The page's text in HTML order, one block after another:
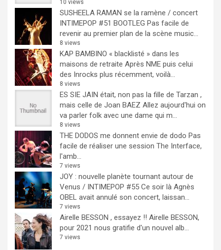
10 views
SUSHEELA RAMAN se la ramène / concert
INTIMEPOP #51 BOOTLEG Pas facile de
revenir au premier plan de la scène music...
8 views
KAP BAMBINO « blacklisté » dans les
maisons de retraite Après NME puis celui
des Inrocks plus récemment, voilà...
8 views
ES SIE JAIN était, non pas la fille de Tarzan ,
mais celle de Joan BAEZ Allez aujourd'hui on
va parler folk avec une dame qui m...
8 views
THE DODOS me donnent envie de dodo Pas
facile de réaliser une session The Interface,
l'amb...
7 views
JOY : nouvelle planète tournant autour de
Venus / INTIMEPOP #55 Ce soir là Agnès
OBEL avait annulé son concert, laissan...
7 views
Airelle BESSON , essayez !! Airelle BESSON,
pour 2021 nous gratifie d'un nouvel alb...
7 views